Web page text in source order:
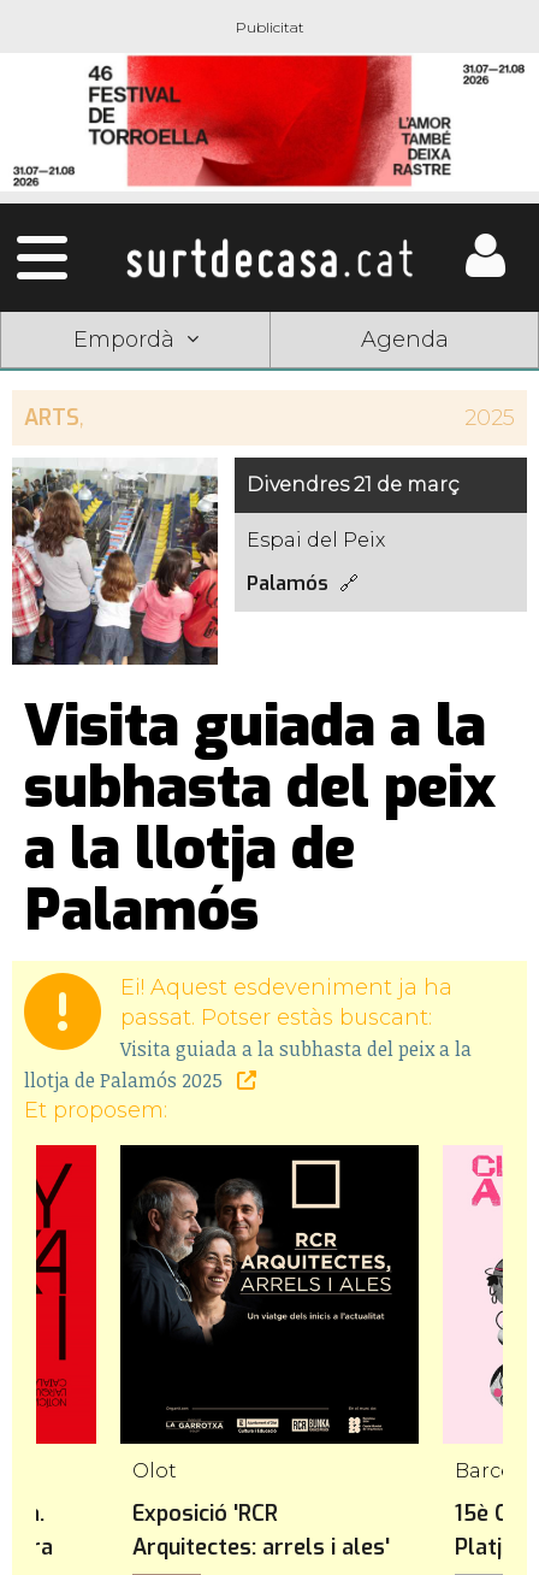
Empordà Agenda
ARTS, 2025
Divendres 21 de març
Espai del Peix
Palamós
Visita guiada a la
subhasta del peix
a la llotja de
Palamós
Ei! Aquest esdeveniment ja ha
passat. Potser estàs buscant:
Visita guiada a la subhasta del peix a la
llotja de Palamós 2025
Et proposem:
Olot
Exposició 'RCR
Arquitectes: arrels i ales'
15è
Platja